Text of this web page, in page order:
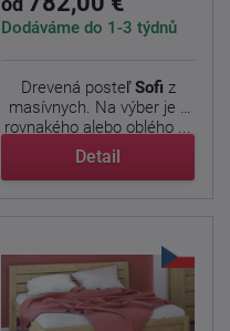
Dodáváme do 1-3 týdnů
Drevená posteľSofi z
masívnych. Na výber je z
rovnakého alebo oblého ...
Detail